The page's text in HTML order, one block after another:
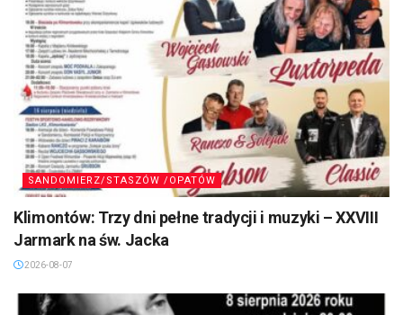
SANDOMIERZ/STASZÓW /OPATÓW
Klimontów: Trzy dni pełne tradycji i muzyki – XXVIII
Jarmark na św. Jacka
2026-08-07